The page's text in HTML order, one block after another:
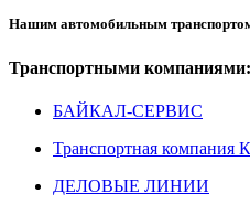
Нашим автомобильным транспортом
Транспортными компаниями:
БАЙКАЛ-СЕРВИС
Транспортная компания
ДЕЛОВЫЕ ЛИНИИ